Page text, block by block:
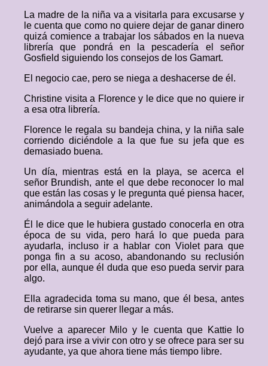
La madre de la niña va a visitarla para excusarse y
le cuenta que como no quiere dejar de ganar dinero
quizá comience a trabajar los sábados en la nueva
librería que pondrá en la pescadería el señor
Gosfield siguiendo los consejos de los Gamart.
El negocio cae, pero se niega a deshacerse de él.
Christine visita a Florence y le dice que no quiere ir
a esa otra librería.
Florence le regala su bandeja china, y la niña sale
corriendo diciéndole a la que fue su jefa que es
demasiado buena.
Un día, mientras está en la playa, se acerca el
señor Brundish, ante el que debe reconocer lo mal
que están las cosas y le pregunta qué piensa hacer,
animándola a seguir adelante.
Él le dice que le hubiera gustado conocerla en otra
época de su vida, pero hará lo que pueda para
ayudarla, incluso ir a hablar con Violet para que
ponga fin a su acoso, abandonando su reclusión
por ella, aunque él duda que eso pueda servir para
algo.
Ella agradecida toma su mano, que él besa, antes
de retirarse sin querer llegar a más.
Vuelve a aparecer Milo y le cuenta que Kattie lo
dejó para irse a vivir con otro y se ofrece para ser su
ayudante, ya que ahora tiene más tiempo libre.